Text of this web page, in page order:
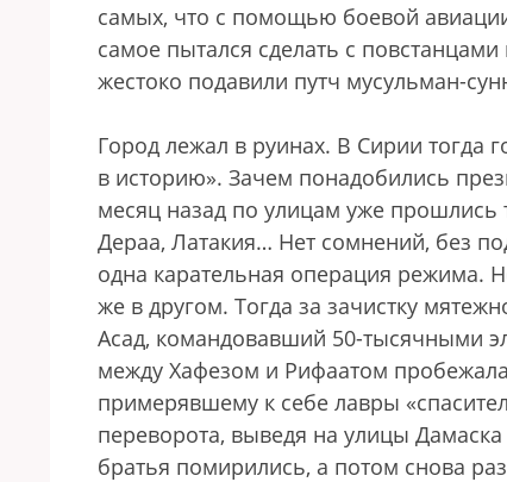
самых, что с помощью боевой авиации
самое пытался сделать с
жестоко подавили путч мусульман-
Город лежал в руинах. В Сирии тогда
в историю». Зачем понадобились
месяц назад по улицам уже прошлись
Дераа, Латакия… Нет сомнений, без
одна карательная операция режима.
же в другом. Тогда за зачистку
Асад, командовавший 50-тысячными
между Хафезом и Рифаатом
примерявшему к себе лавры
переворота, выведя на улицы
братья помирились, а потом снова